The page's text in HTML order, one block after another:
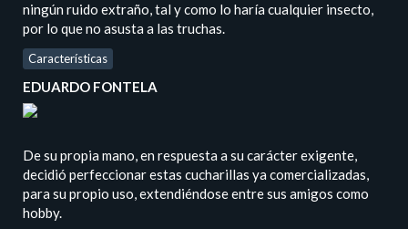
ningún ruido extraño, tal y como lo haría cualquier insecto,
por lo que no asusta a las truchas.
Características
EDUARDO FONTELA
De su propia mano, en respuesta a su carácter exigente,
decidió perfeccionar estas cucharillas ya comercializadas,
para su propio uso, extendiéndose entre sus amigos como
hobby.